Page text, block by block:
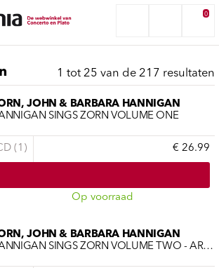
0
1 tot 25 van de 217 resultaten
JOHN & BARBARA HANNIGAN
SINGS ZORN VOLUME ONE
(1) € 26.99
Op voorraad
JOHN & BARBARA HANNIGAN
HANNIGAN SINGS ZORN VOLUME TWO - ARCHIVAL SERIES